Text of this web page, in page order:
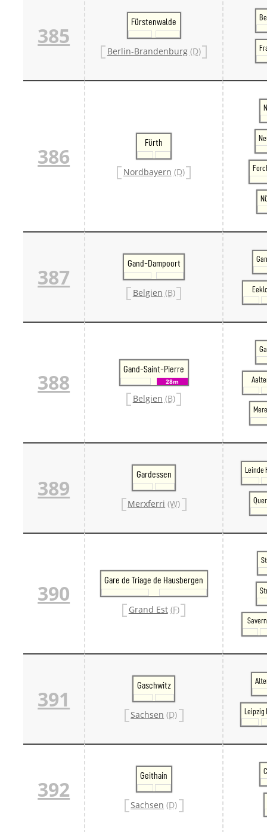
385
Fürstenwalde
Berlin-Brandenburg (D)
386
Fürth
Nordbayern (D)
387
Gand-Dampoort
Belgien (B)
388
Gand-Saint-Pierre
28m
Belgien (B)
389
Gardessen
Merxferri (W)
Leinde
390
Gare de Triage de Hausbergen
Grand Est (F)
391
Gaschwitz
Sachsen (D) Leipzig
392
Geithain
Sachsen (D)